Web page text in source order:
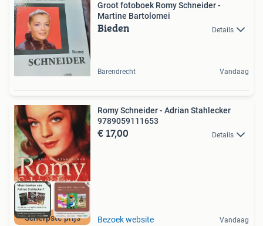
Groot fotoboek Romy Schneider -
Martine Bartolomei
Bieden Details
Barendrecht Vandaag
Scherpste prijs
Romy Schneider - Adrian Stahlecker
9789059111653
€ 17,00 Details
Bezoek website Vandaag